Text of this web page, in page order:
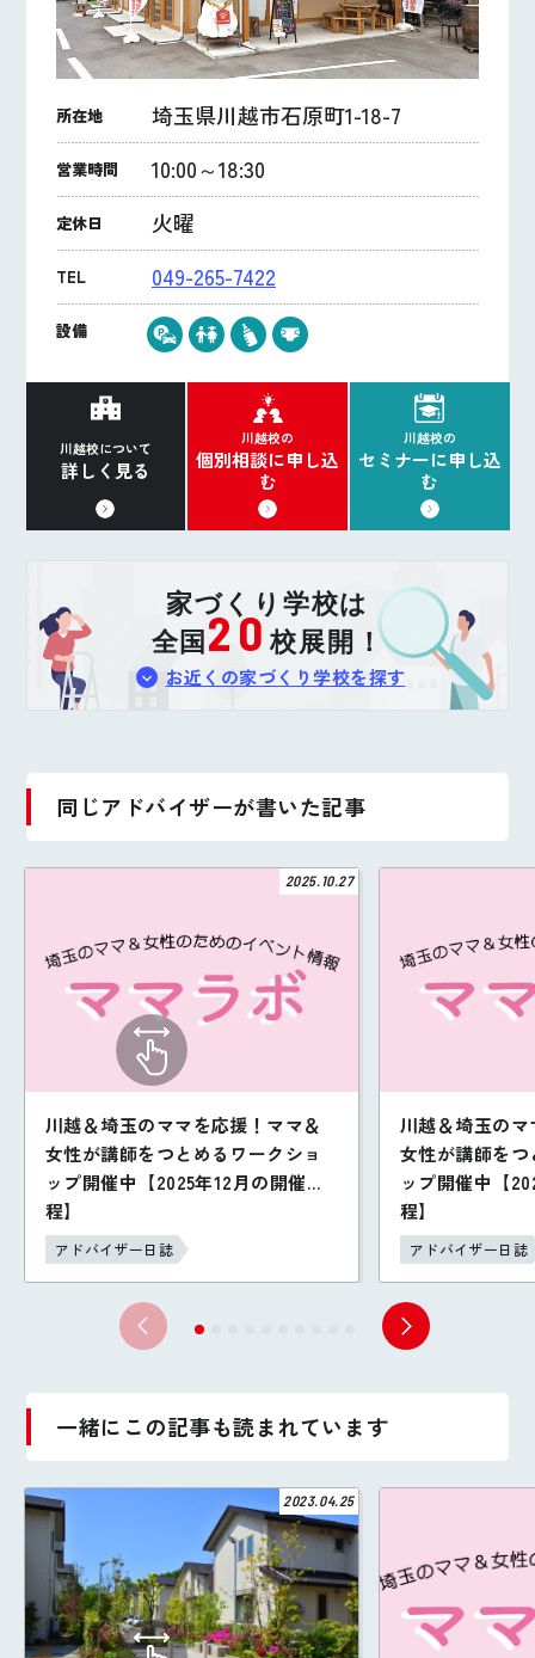
所在地 埼玉県川越市石原町1-18-7
営業時間 10:00～18:30
定休日 火曜
TEL 049-265-7422
設備
川越校について
詳しく見る
川越校の
個別相談に申し込
む
川越校の
セミナーに申し込
む
家づくり学校は
全国20校展開！
お近くの家づくり学校を探す
同じアドバイザーが書いた記事
川越＆埼玉のママを応援！ママ＆
女性が講師をつとめるワークショ
ップ開催中【2025年12月の開催日
程】
2025.10.27
アドバイザー日誌
川越＆埼玉の
女性が講師を
ップ開催中【
程】
アドバイザー日誌
一緒にこの記事も読まれています
2023.04.25